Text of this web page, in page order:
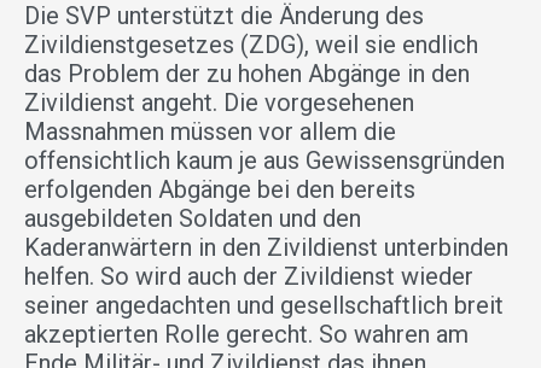
Die SVP unterstützt die Änderung des
Zivildienstgesetzes (ZDG), weil sie endlich
das Problem der zu hohen Abgänge in den
Zivildienst angeht. Die vorgesehenen
Massnahmen müssen vor allem die
offensichtlich kaum je aus Gewissensgründen
erfolgenden Abgänge bei den bereits
ausgebildeten Soldaten und den
Kaderanwärtern in den Zivildienst unterbinden
helfen. So wird auch der Zivildienst wieder
seiner angedachten und gesellschaftlich breit
akzeptierten Rolle gerecht. So wahren am